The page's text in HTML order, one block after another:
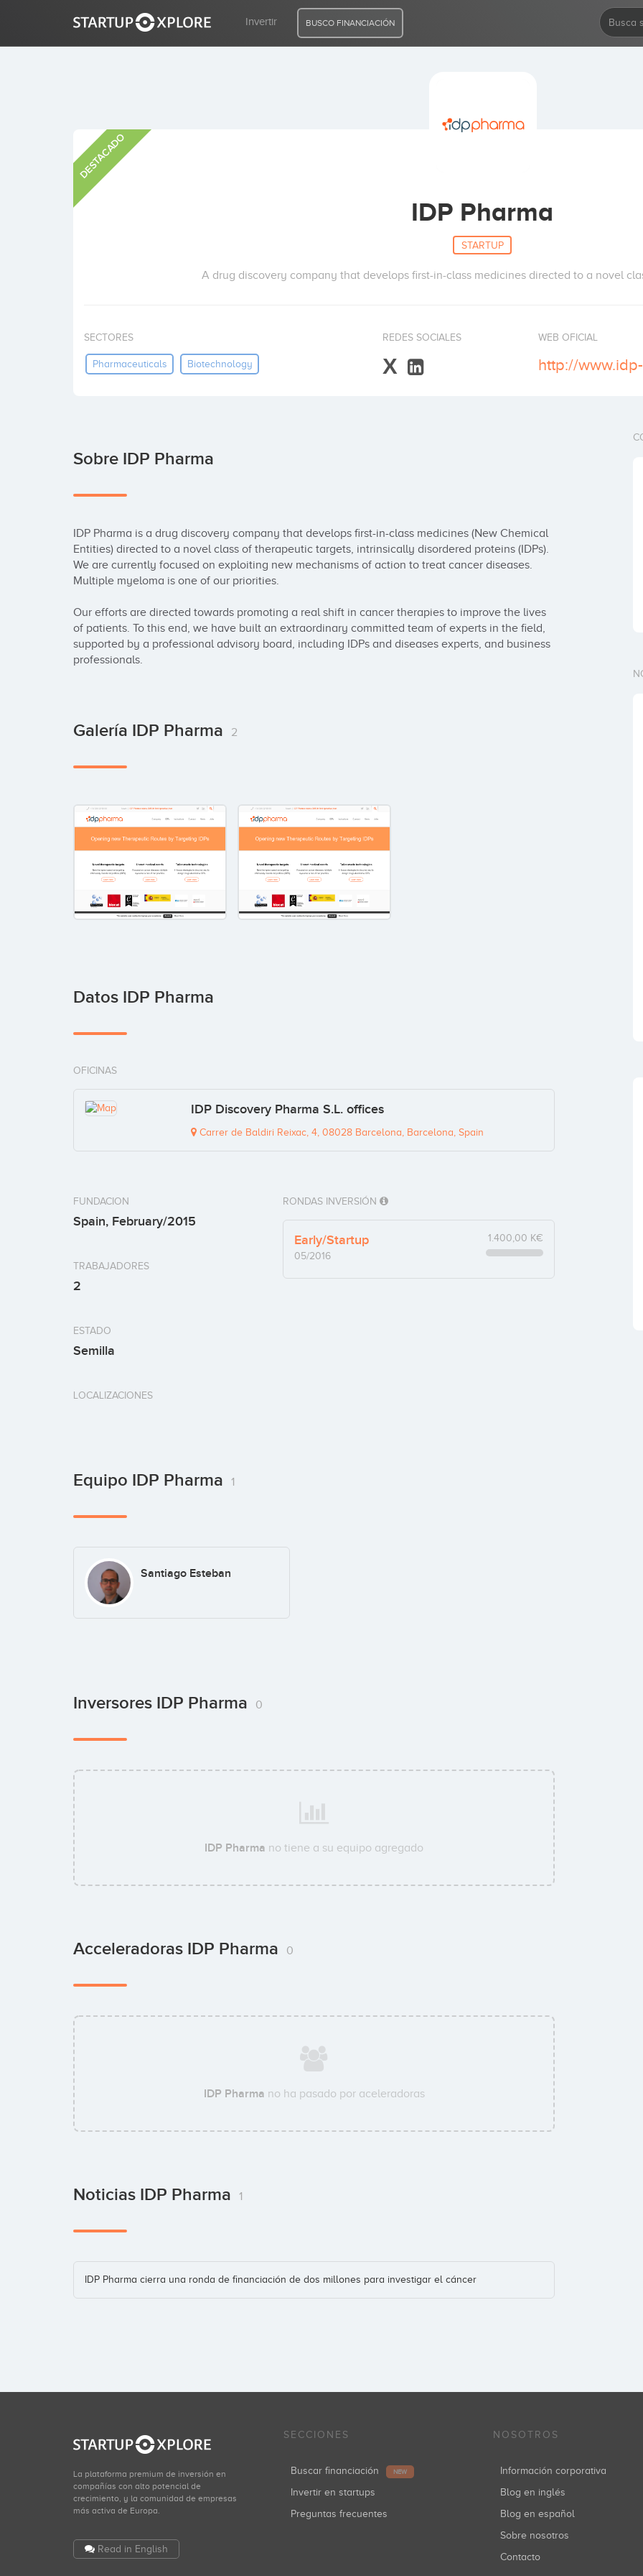
Invertir BUSCO FINANCIACIÓN
DESTACADO
IDP Pharma
STARTUP
A drug discovery company that develops first-in-class medicines directed to a novel
SECTORES
Pharmaceuticals Biotechnology
REDES SOCIALES
X
WEB OFICIAL
http://
Sobre IDP Pharma
IDP Pharma is a drug discovery company that develops first-in-class medicines (New Chemical
Entities) directed to a novel class of therapeutic targets, intrinsically disordered proteins (IDPs).
We are currently focused on exploiting new mechanisms of action to treat cancer diseases.
Multiple myeloma is one of our priorities.
Our efforts are directed towards promoting a real shift in cancer therapies to improve the lives
of patients. To this end, we have built an extraordinary committed team of experts in the field,
supported by a professional advisory board, including IDPs and diseases experts, and business
professionals.
Galería IDP Pharma 2
Datos IDP Pharma
OFICINAS
IDP Discovery Pharma S.L. offices
Carrer de Baldiri Reixac, 4, 08028 Barcelona, Barcelona, Spain
FUNDACION
Spain, February/2015
TRABAJADORES
2
ESTADO
Semilla
LOCALIZACIONES
RONDAS INVERSIÓN
Early/Startup
05/2016
1.400,00 K€
Equipo IDP Pharma 1
Santiago Esteban
Inversores IDP Pharma 0
IDP Pharma no tiene a su equipo agregado
Acceleradoras IDP Pharma 0
IDP Pharma no ha pasado por aceleradoras
Noticias IDP Pharma 1
IDP Pharma cierra una ronda de financiación de dos millones para investigar el cáncer
La plataforma premium de inversión en
compañías con alto potencial de
crecimiento, y la comunidad de empresas
más activa de Europa.
Read in English
SECCIONES
Buscar financiación NEW
Invertir en startups
Preguntas frecuentes
NOSOTROS
Información corporativa
Blog en inglés
Blog en español
Sobre nosotros
Contacto